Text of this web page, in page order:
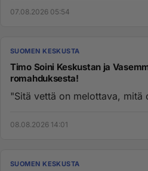
07.08.2026 05:54
SUOMEN KESKUSTA
Timo Soini Keskustan ja
romahduksesta!
"Sitä vettä on melottava, mitä
08.08.2026 14:01
SUOMEN KESKUSTA